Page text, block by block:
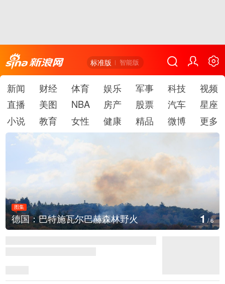
标准版 智能版
新闻 财经 体育 娱乐 军事 科技
视频
直播
美图 NBA 房产 股票 汽车
星座
小说
教育 女性 健康 精品 微博 更多
图集
乌克兰首都基辅等地传出强烈爆炸声 2/6